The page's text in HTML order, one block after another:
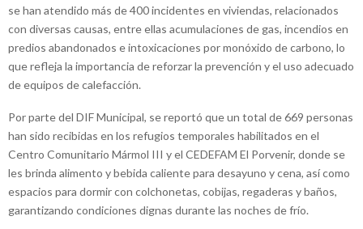
se han atendido más de 400 incidentes en viviendas, relacionados
con diversas causas, entre ellas acumulaciones de gas, incendios en
predios abandonados e intoxicaciones por monóxido de carbono, lo
que refleja la importancia de reforzar la prevención y el uso adecuado
de equipos de calefacción.
Por parte del DIF Municipal, se reportó que un total de 669 personas
han sido recibidas en los refugios temporales habilitados en el
Centro Comunitario Mármol III y el CEDEFAM El Porvenir, donde se
les brinda alimento y bebida caliente para desayuno y cena, así como
espacios para dormir con colchonetas, cobijas, regaderas y baños,
garantizando condiciones dignas durante las noches de frío.